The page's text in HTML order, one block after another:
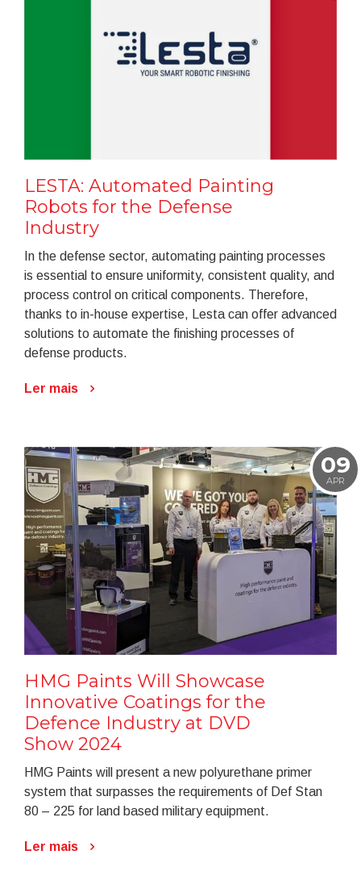
LESTA: Automated Painting
Robots for the Defense
Industry
In the defense sector, automating painting processes
is essential to ensure uniformity, consistent quality, and
process control on critical components. Therefore,
thanks to in-house expertise, Lesta can offer advanced
solutions to automate the finishing processes of
defense products.
Ler mais
09
APR
HMG Paints Will Showcase
Innovative Coatings for the
Defence Industry at DVD
Show 2024
HMG Paints will present a new polyurethane primer
system that surpasses the requirements of Def Stan
80 – 225 for land based military equipment.
Ler mais